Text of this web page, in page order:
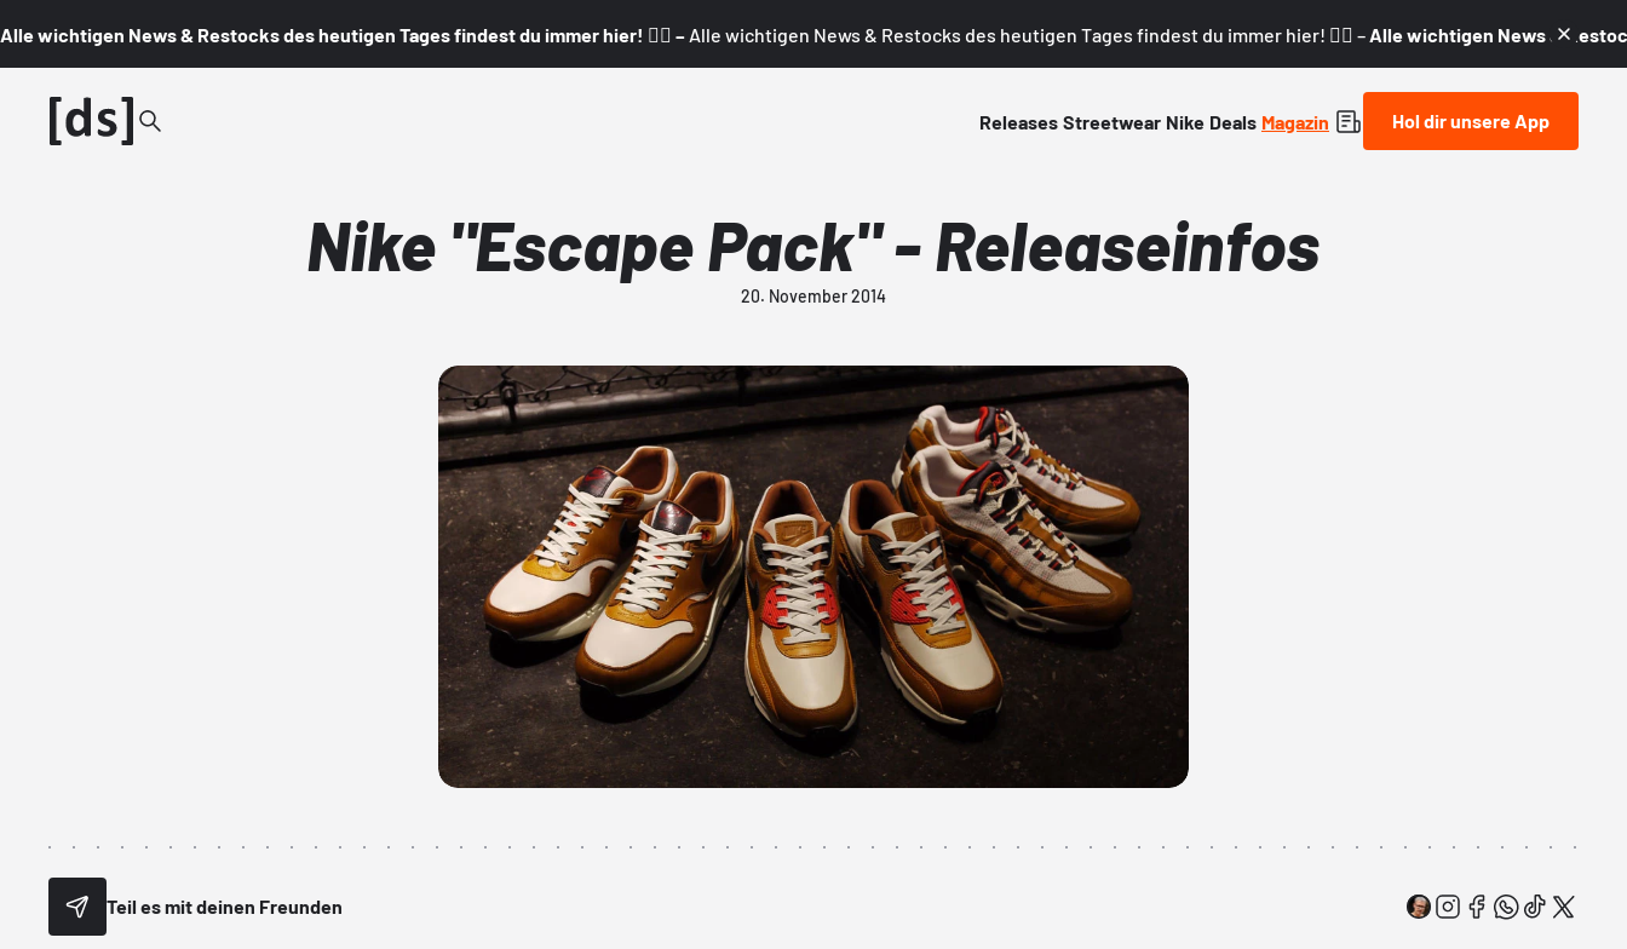
Alle wichtigen News & Restocks des heutigen Tages findest du immer hier! 👇🏼 – Alle wichtigen News & Restocks des heutigen Tages findest du immer hier! 👇🏼 – Alle wichtigen News &
Releases Streetwear Nike Deals Magazin Hol dir unsere App
Nike "Escape Pack" - Releaseinfos
20. November 2014
Teil es mit deinen Freunden